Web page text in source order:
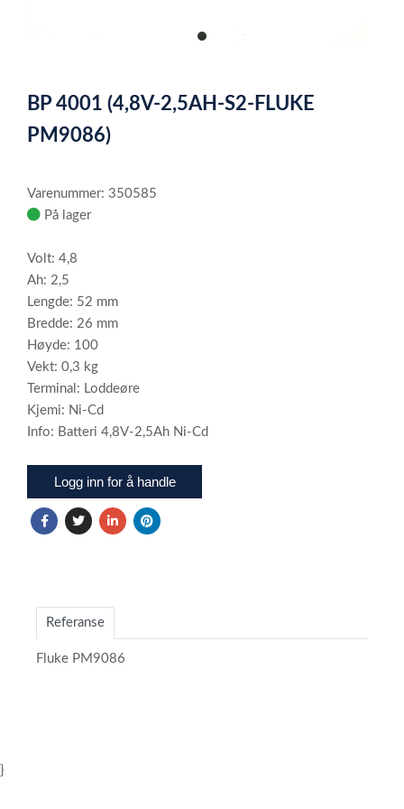
item
of
1
BP 4001 (4,8V-2,5AH-S2-FLUKE
PM9086)
Varenummer: 350585
På lager
Volt: 4,8
Ah: 2,5
Lengde: 52 mm
Bredde: 26 mm
Høyde: 100
Vekt: 0,3 kg
Terminal: Loddeøre
Kjemi: Ni-Cd
Info: Batteri 4,8V-2,5Ah Ni-Cd
Logg inn for å handle
Referanse
Fluke PM9086
}